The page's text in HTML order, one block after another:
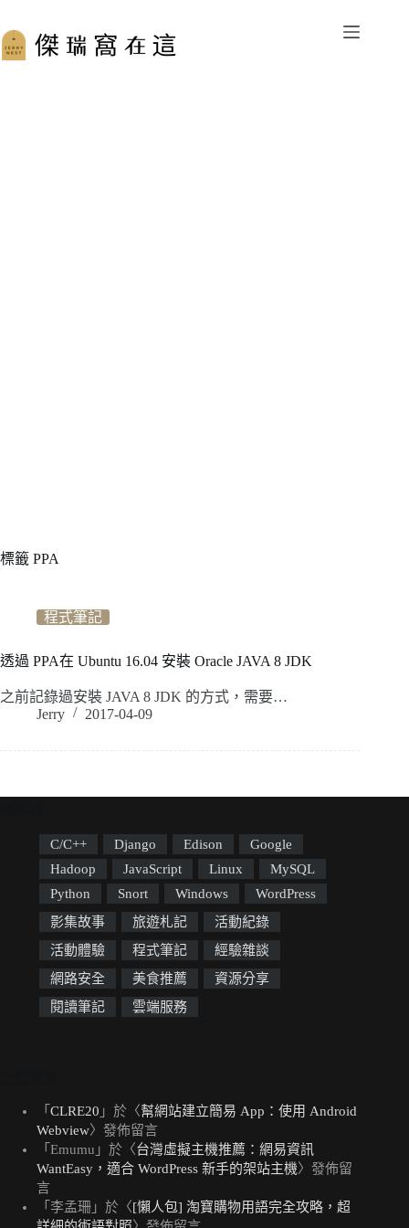
至
主
標籤 PPA
程式筆記
透過 PPA在 Ubuntu 16.04 安裝 Oracle JAVA 8 JDK
之前記錄過安裝 JAVA 8 JDK 的方式，需要…
Jerry
2017-04-09
C/C++ Django Edison
Google
Hadoop
JavaScript Linux
MySQL
Python
Snort Windows
WordPress
影集故事
旅遊札記
活動紀錄
活動體驗
程式筆記
經驗雜談
網路安全
美食推薦
資源分享
閱讀筆記
雲端服務
「 CLRE20 」於〈幫網站建立簡易 App：使用 Android
Webview〉發佈留言
「 Emumu 」於〈台灣虛擬主機推薦：網易資訊
WantEasy，適合 WordPress 新手的架站主機〉發佈留
言
「 李孟珊 」於〈[懶人包] 淘寶購物用語完全攻略，超